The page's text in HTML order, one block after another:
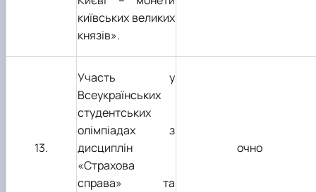
київських великих
князів».
13.
Участь у
Всеукраїнських
студентських
олімпіадах з
дисциплін
«Страхова
справа» та
очно